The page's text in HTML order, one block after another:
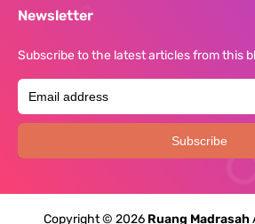
Newsletter
Subscribe to the latest articles from this
Copyright © 2026 Ruang Madrasah